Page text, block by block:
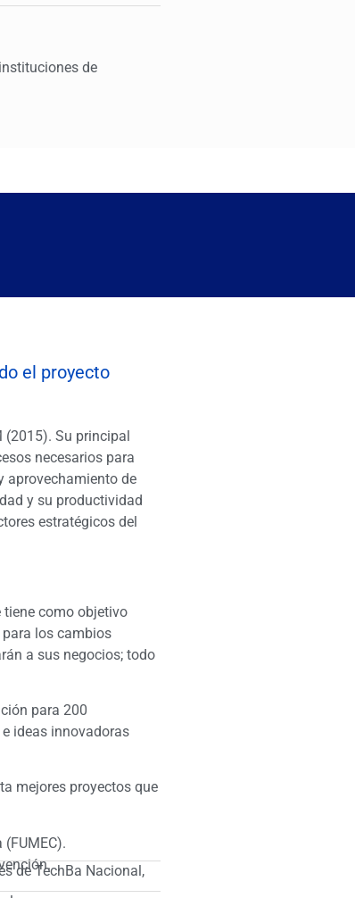
de
el proyecto
(2015). Su principal
necesarios para
aprovechamiento de
y su productividad
estratégicos del
tiene como objetivo
los cambios
a sus negocios; todo
para 200
ideas innovadoras
mejores proyectos que
de TechBa Nacional,